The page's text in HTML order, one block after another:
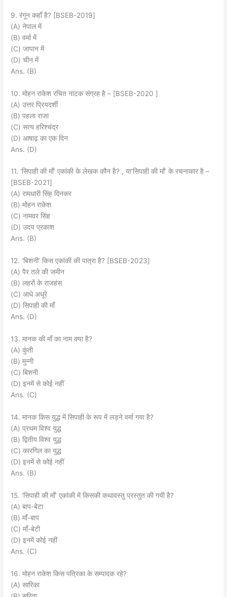
9. रंगून कहाँ है? [BSEB-2019]
(A) नेपाल में
(B) वर्मा में
(C) जापान में
(D) चीन में
Ans. (B)
10. मोहन राकेश रचित नाटक संग्रह है – [BSEB-2020 ]
(A) उत्तर प्रियदर्शी
(B) पहला राजा
(C) सत्य हरिश्चंद्र
(D) आषाढ़ का एक दिन
Ans. (D)
11. ‘सिपाही की माँ’ एकांकी के लेखक कौन है? , या’सिपाही की माँ’ के रचनाकार है –
[BSEB-2021]
(A) रामधारी सिंह दिनकर
(B) मोहन राकेश
(C) नामवर सिंह
(D) उदय प्रकाश
Ans. (B)
12. ‘बिशनी’ किस एकांकी की पात्रा है? [BSEB-2023]
(A) पैर तले की जमीन
(B) लहरों के राजहंस
(C) आधे अधूरे
(D) सिपाही की माँ
Ans. (D)
13. मानक की माँ का नाम क्या है?
(A) कुंती
(B) मुन्नी
(C) बिशनी
(D) इनमें से कोई नहीं
Ans. (C)
14. मानक किस युद्ध में सिपाही के रूप में लड़ने वर्मा गया है?
(A) प्रथम विश्व युद्ध
(B) द्वितीय विश्व युद्ध
(C) कारगिल का युद्ध
(D) इनमें से कोई नहीं
Ans. (B)
15. ‘सिपाही की माँ’ एकांकी में किसकी कथावस्तु प्रस्तुत की गयी है?
(A) बाप-बेटा
(B) माँ-बाप
(C) माँ-बेटी
(D) इनमें कोई नहीं
Ans. (C)
16. मोहन राकेश किस पत्रिका के सम्पादक रहे?
(A) सारिका